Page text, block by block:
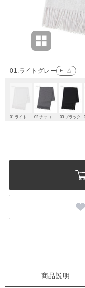
01.ライトグレー F: △
03.ブラック
商品説明